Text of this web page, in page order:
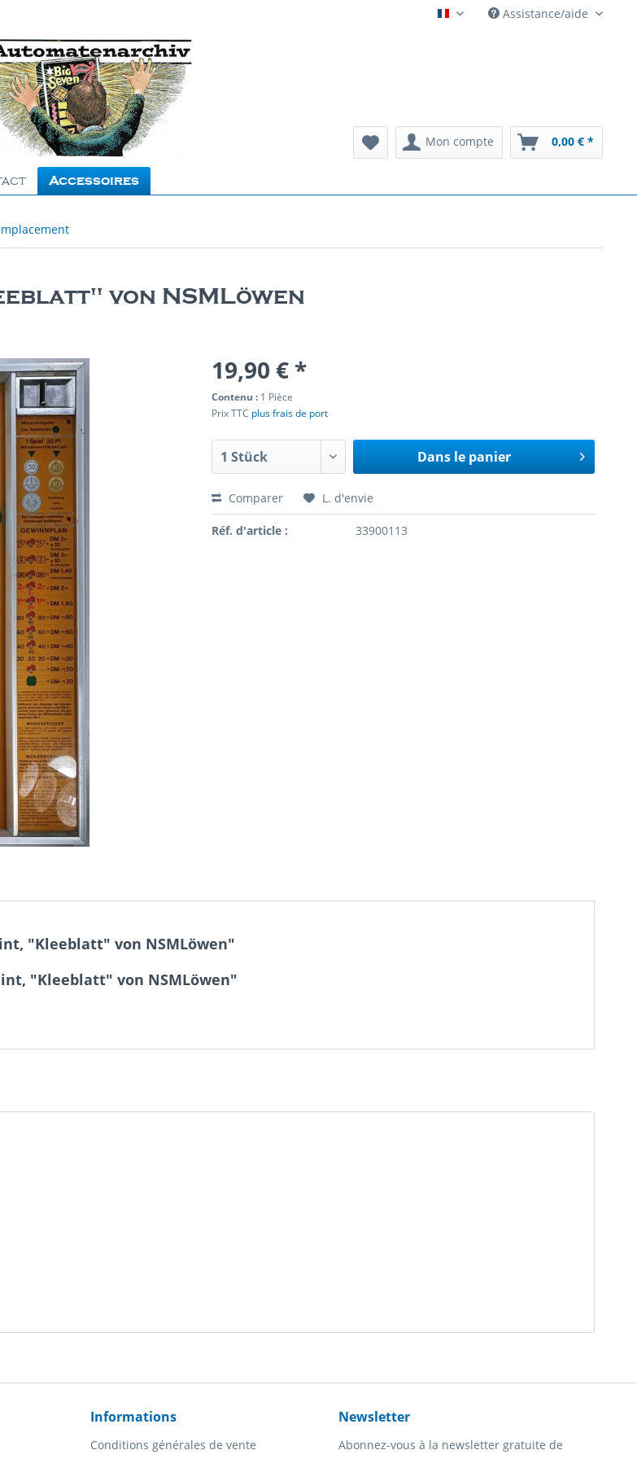
Automatenarchiv French
Assistance/aide
Mon compte 0,00 € *
Accessoires
von NSMLöwen
19,90 € *
Contenu : 1 Pièce
Prix TTC plus frais de port
Dans le panier
Comparer L. d'envie
Réf. d'article : 33900113
"Kleeblatt" von NSMLöwen"
"Kleeblatt" von NSMLöwen"
Informations
Conditions générales de vente
Newsletter
Abonnez-vous à la newsletter gratuite de